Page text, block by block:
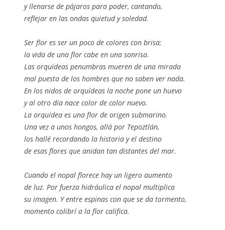
y llenarse de pájaros para poder, cantando,
reflejar en las ondas quietud y soledad.
Ser flor es ser un poco de colores con brisa;
la vida de una flor cabe en una sonrisa.
Las orquídeas penumbras mueren de una mirada
mal puesta de los hombres que no saben ver nada.
En los nidos de orquídeas la noche pone un huevo
y al otro día nace color de color nuevo.
La orquídea es una flor de origen submarino.
Una vez a unos hongos, allá por Tepoztlán,
los hallé recordando la historia y el destino
de esas flores que anidan tan distantes del mar.
Cuando el nopal florece hay un ligero aumento
de luz. Por fuerza hidráulica el nopal multiplica
su imagen. Y entre espinas con que se da tormento,
momento colibrí a la flor califica.